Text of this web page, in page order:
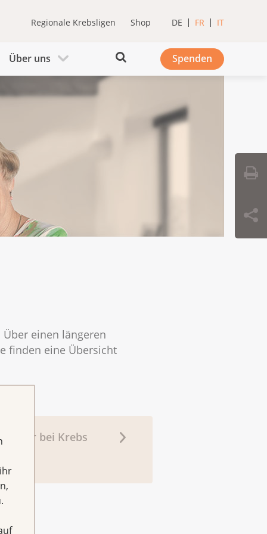
Regionale Krebsligen Shop DE FR IT
Über uns Spenden
einen längeren
finden eine Übersicht
Trauer bei Krebs